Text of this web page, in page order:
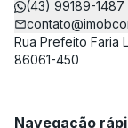
(43) 99189-1487
Rua Prefeito Faria
86061-450
Navegação